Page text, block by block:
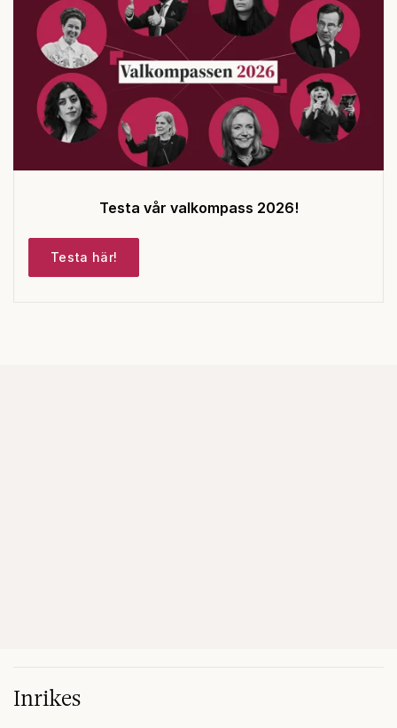
Testa vår valkompass 2026!
Testa här!
Inrikes